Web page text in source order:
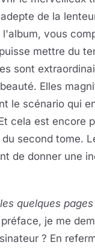
de la
l'album, vous
mettre du
sont
Elles
le scénario qui
cela est encore
second tome.
de donner une
quelques
je me
? En